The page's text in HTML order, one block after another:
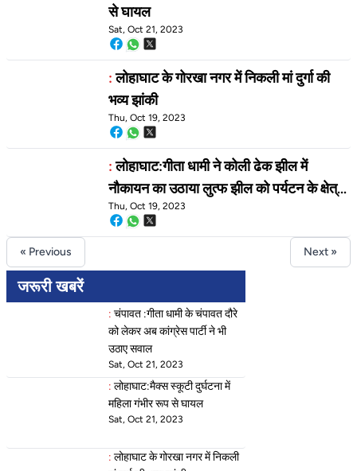
से घायल
Sat, Oct 21, 2023
:लोहाघाट के गोरखा नगर में निकली मां दुर्गा की
भव्य झांकी
Thu, Oct 19, 2023
:लोहाघाट:गीता धामी ने कोली ढेक झील में
नौकायन का उठाया लुत्फ झील को पर्यटन के क्षेत्र
में बताया मील का पत्थर
Thu, Oct 19, 2023
« Previous Next »
जरूरी खबरें
: चंपावत :गीता धामी के चंपावत दौरे
को लेकर अब कांग्रेस पार्टी ने भी
उठाए सवाल
Sat, Oct 21, 2023
: लोहाघाट:मैक्स स्कूटी दुर्घटना में
महिला गंभीर रूप से घायल
Sat, Oct 21, 2023
: लोहाघाट के गोरखा नगर में निकली